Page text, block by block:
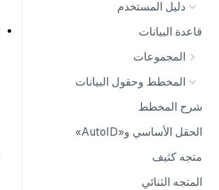
دليل المستخدم
قاعدة البيانات
المجموعات
المخطط وحقول البيانات
شرح المخطط
الحقل الأساسي و«AutoID»
متجه كثيف
المتجه الثنائي